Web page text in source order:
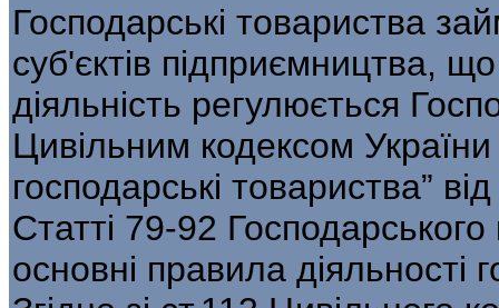
Господарські товариства
суб'єктів підприємництва,
діяльність регулюється
Цивільним кодексом
господарські товариства”
Статті 79-92
основні правила діяльності